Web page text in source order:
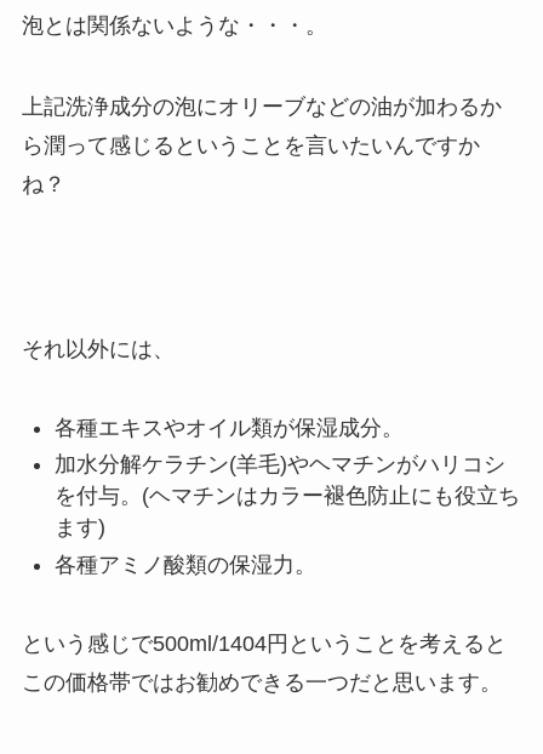
泡とは関係ないような・・・。
上記洗浄成分の泡にオリーブなどの油が加わるか
ら潤って感じるということを言いたいんですか
ね？
それ以外には、
各種エキスやオイル類が保湿成分。
加水分解ケラチン(羊毛)やヘマチンがハリコシ
を付与。(ヘマチンはカラー褪色防止にも役立ち
ます)
各種アミノ酸類の保湿力。
という感じで500ml/1404円ということを考えると
この価格帯ではお勧めできる一つだと思います。